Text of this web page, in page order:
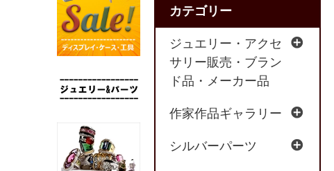
カテゴリー
ジュエリー・アクセ
サリー販売・ブラン
ド品・メーカー品
作家作品ギャラリー
シルバーパーツ